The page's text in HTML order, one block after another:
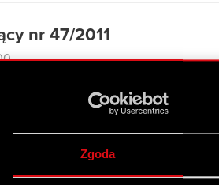
Zgoda
nr 47/2011
zabezpieczeń w toczącym się
nr 46/2011